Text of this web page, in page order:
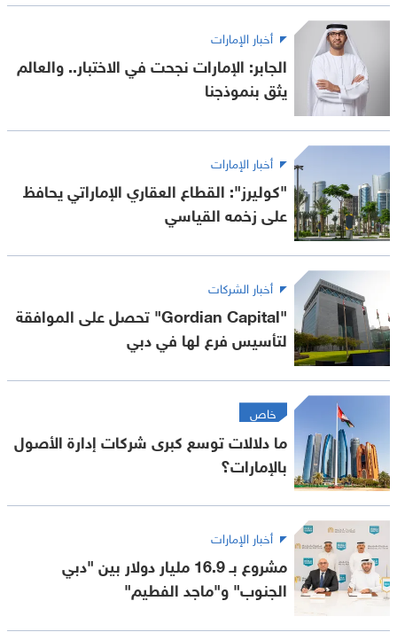
أخبار الإمارات
الجابر: الإمارات نجحت في الاختبار.. والعالم
يثق بنموذجنا
أخبار الإمارات
"كوليرز": القطاع العقاري الإماراتي يحافظ
على زخمه القياسي
أخبار الشركات
"Gordian Capital" تحصل على الموافقة
لتأسيس فرع لها في دبي
خاص
ما دلالات توسع كبرى شركات إدارة الأصول
بالإمارات؟
أخبار الإمارات
مشروع بـ 16.9 مليار دولار بين "دبي
الجنوب" و"ماجد الفطيم"